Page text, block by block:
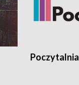
Poczytalnia